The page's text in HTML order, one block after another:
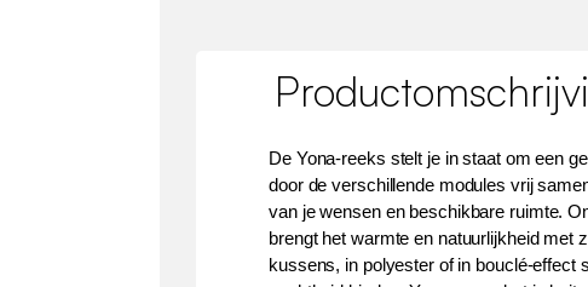
De Yona-reeks stelt je in staat om een
door de verschillende modules vrij
van je wensen en beschikbare ruimte.
brengt het warmte en natuurlijkheid met
kussens, in polyester of in bouclé-effect